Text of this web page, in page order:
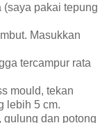
(saya pakai tepung
Masukkan
tercampur rata
mould, tekan
lebih 5 cm.
gulung dan potong